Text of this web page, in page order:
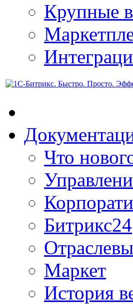
Крупные
Что
Битрикс24
Маркет
История